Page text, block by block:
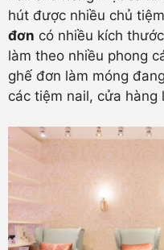
hút được nhiều chủ
đơn có nhiều kích
làm theo nhiều phong
ghế đơn làm móng
các tiệm nail, cửa hàng